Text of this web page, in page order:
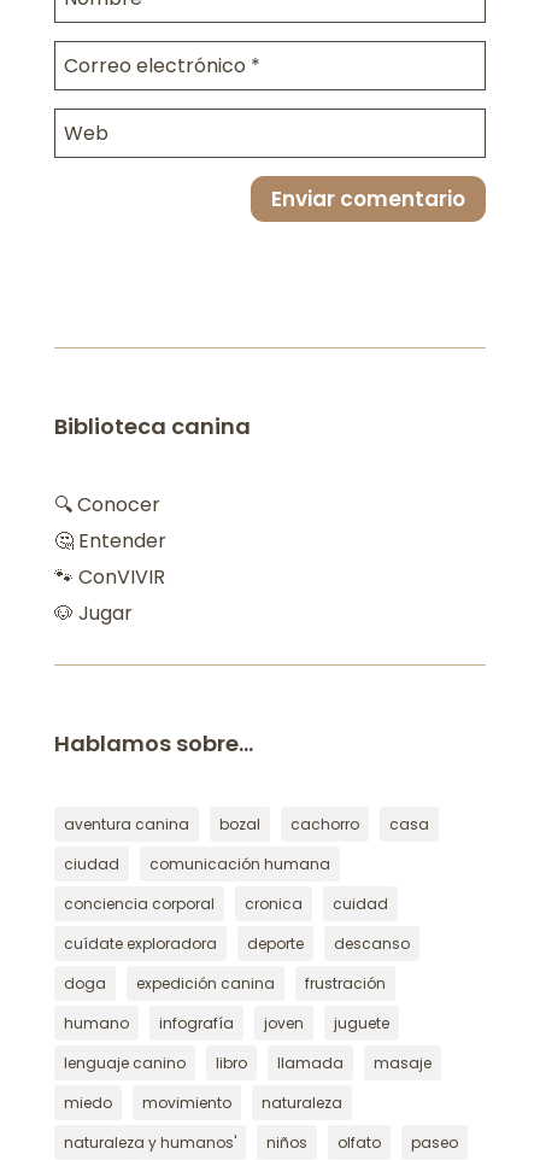
Enviar comentario
Biblioteca canina
🔍 Conocer
🤔 Entender
🐾 ConVIVIR
🐶 Jugar
Hablamos sobre…
aventura canina bozal cachorro
casa
ciudad
comunicación humana
conciencia corporal
cronica
cuidad
cuídate exploradora
deporte
descanso
doga
expedición canina
frustración
humano
infografía joven
juguete
lenguaje canino
libro llamada
masaje
miedo
movimiento
naturaleza
naturaleza y humanos'
niños olfato
paseo